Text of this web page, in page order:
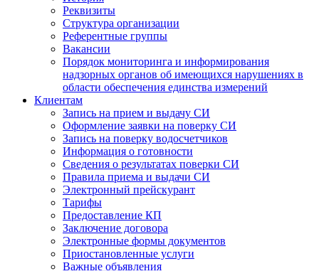
Реквизиты
Структура организации
Референтные группы
Вакансии
Порядок мониторинга и информирования
надзорных органов об имеющихся нарушениях в
области обеспечения единства измерений
Клиентам
Запись на прием и выдачу СИ
Оформление заявки на поверку СИ
Запись на поверку водосчетчиков
Информация о готовности
Сведения о результатах поверки СИ
Правила приема и выдачи СИ
Электронный прейскурант
Тарифы
Предоставление КП
Заключение договора
Электронные формы документов
Приостановленные услуги
Важные объявления